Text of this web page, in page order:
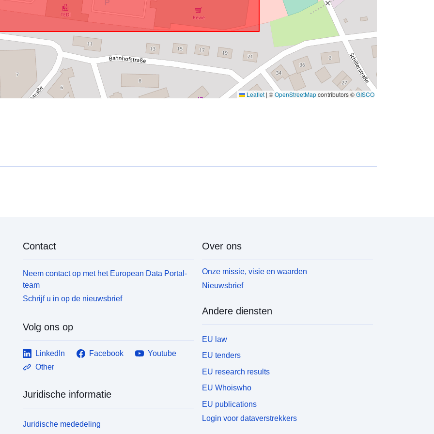
Leaflet | ©OpenStreetMapcontributors ©GISCO
Contact
Neem contact op met het European Data Portal-
team
Schrijf u in op de nieuwsbrief
Volg ons op
LinkedIn Facebook
Youtube
Other
Juridische informatie
Juridische mededeling
Over ons
Onze missie, visie en waarden
Nieuwsbrief
Andere diensten
EU law
EU tenders
EU research results
EU Whoiswho
EU publications
Login voor dataverstrekkers